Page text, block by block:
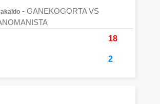
- GANEKOGORTA VS
18
2